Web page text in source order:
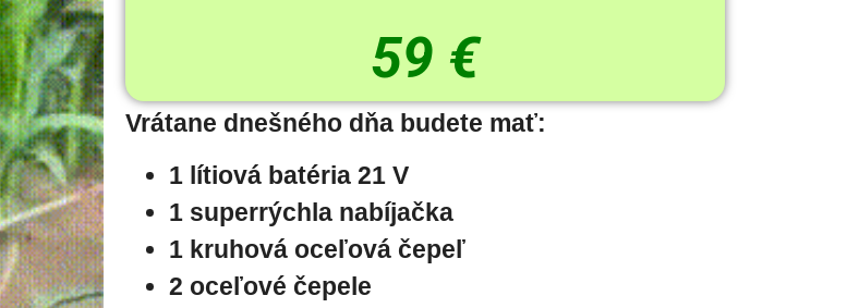
59 €
Vrátane dnešného dňa budete mať:
1 lítiová batéria 21 V
1 superrýchla nabíjačka
1 kruhová oceľová čepeľ
2 oceľové čepele